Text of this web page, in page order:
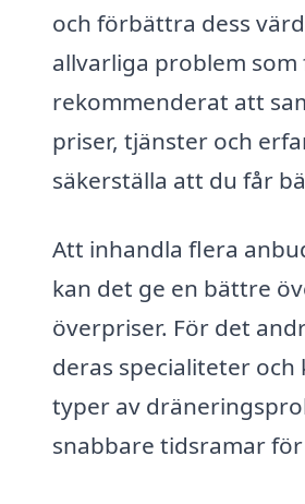
och förbättra dess
allvarliga problem
rekommenderat att
priser, tjänster och
säkerställa att du får
Att inhandla flera
kan det ge en bättre
överpriser. För det
deras specialiteter
typer av
snabbare tidsramar